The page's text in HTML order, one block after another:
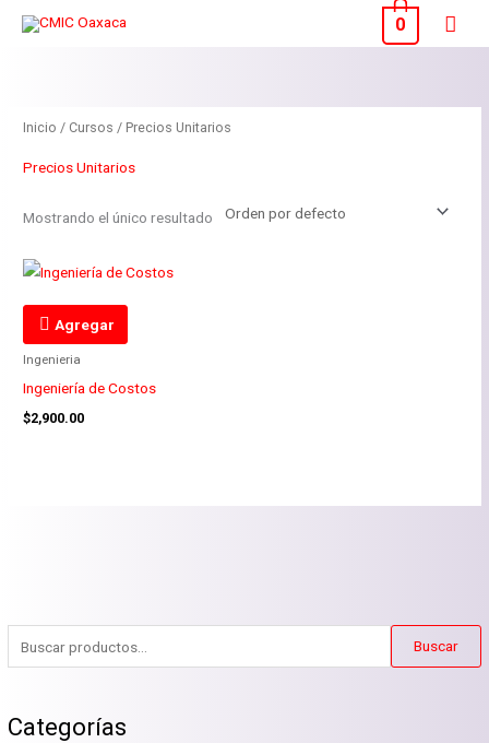
0
u
c
Buscar
Categorías
Inicio / Cursos / Precios Unitarios
Precios Unitarios
Mostrando el único resultado
Agregar
Ingenieria
Ingeniería de Costos
$2,900.00